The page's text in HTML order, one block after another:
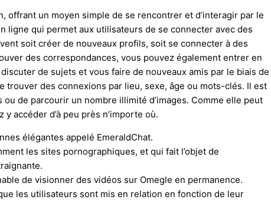
offrant un moyen simple de se rencontrer et d’interagir par le
ligne qui permet aux utilisateurs de se connecter avec des
soit créer de nouveaux profils, soit se connecter à des
des correspondances, vous pouvez également entrer en
de sujets et vous faire de nouveaux amis par le biais de
des connexions par lieu, sexe, âge ou mots-clés. Il est
de parcourir un nombre illimité d’images. Comme elle peut
accéder d’à peu près n’importe où.
élégantes appelé EmeraldChat.
les sites pornographiques, et qui fait l’objet de
de visionner des vidéos sur Omegle en permanence.
les utilisateurs sont mis en relation en fonction de leur